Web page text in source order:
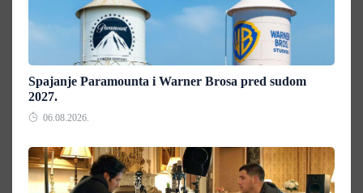
Spajanje Paramounta i Warner Brosa pred sudom
2027.
06.08.2026.